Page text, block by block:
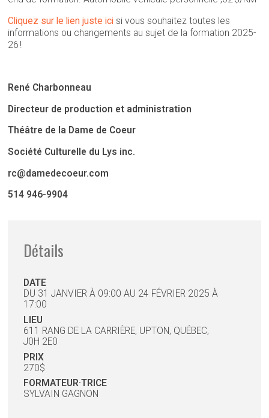
Cliquez sur le lien juste ici si vous souhaitez toutes les
informations ou changements au sujet de la formation 2025-
26 !
René Charbonneau
Directeur de production et administration
Théâtre de la Dame de Coeur
Société Culturelle du Lys inc.
rc@damedecoeur.com
514 946-9904
Détails
DATE
DU 31 JANVIER À 09:00 AU 24 FÉVRIER 2025 À
17:00
LIEU
611 RANG DE LA CARRIÈRE, UPTON, QUÉBEC,
J0H 2E0
PRIX
270$
FORMATEUR·TRICE
SYLVAIN GAGNON